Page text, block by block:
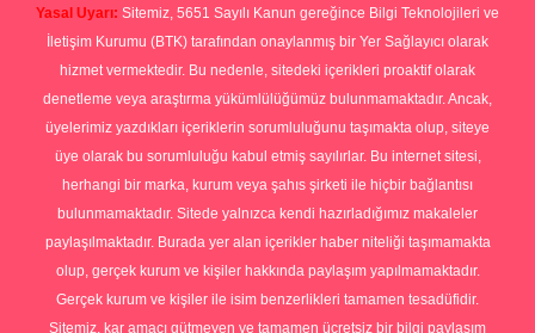
Yasal Uyarı: Sitemiz, 5651 Sayılı Kanun gereğince Bilgi Teknolojileri ve
İletişim Kurumu (BTK) tarafından onaylanmış bir Yer Sağlayıcı olarak
hizmet vermektedir. Bu nedenle, sitedeki içerikleri proaktif olarak
denetleme veya araştırma yükümlülüğümüz bulunmamaktadır. Ancak,
üyelerimiz yazdıkları içeriklerin sorumluluğunu taşımakta olup, siteye
üye olarak bu sorumluluğu kabul etmiş sayılırlar. Bu internet sitesi,
herhangi bir marka, kurum veya şahıs şirketi ile hiçbir bağlantısı
bulunmamaktadır. Sitede yalnızca kendi hazırladığımız makaleler
paylaşılmaktadır. Burada yer alan içerikler haber niteliği taşımamakta
olup, gerçek kurum ve kişiler hakkında paylaşım yapılmamaktadır.
Gerçek kurum ve kişiler ile isim benzerlikleri tamamen tesadüfidir.
Sitemiz, kar amacı gütmeyen ve tamamen ücretsiz bir bilgi paylaşım